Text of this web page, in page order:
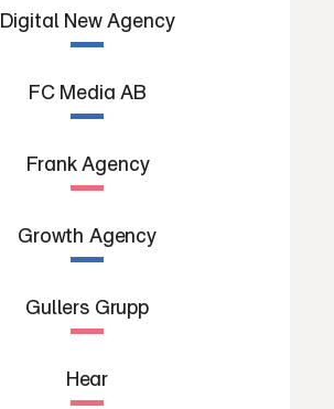
Digital New Agency
FC Media AB
Frank Agency
Growth Agency
Gullers Grupp
Hear